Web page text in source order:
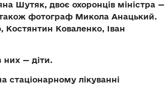
Шутяк, двоє охоронців міністра —
фотограф Микола Анацький.
Коваленко, Іван
них — діти.
стаціонарному лікуванні